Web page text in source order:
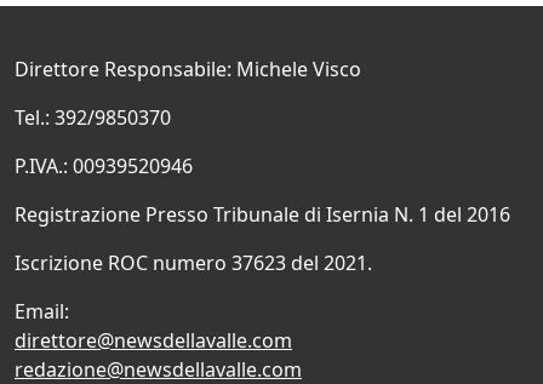
Direttore Responsabile: Michele Visco
Tel.: 392/9850370
P.IVA.: 00939520946
Registrazione Presso Tribunale di Isernia N. 1 del 2016
Iscrizione ROC numero 37623 del 2021.
Email:
direttore@newsdellavalle.com
redazione@newsdellavalle.com